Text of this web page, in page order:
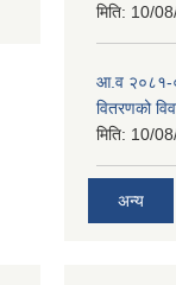
मिति: 10/
आ.व २०८१-
वितरणको
मिति: 10/
अन्य